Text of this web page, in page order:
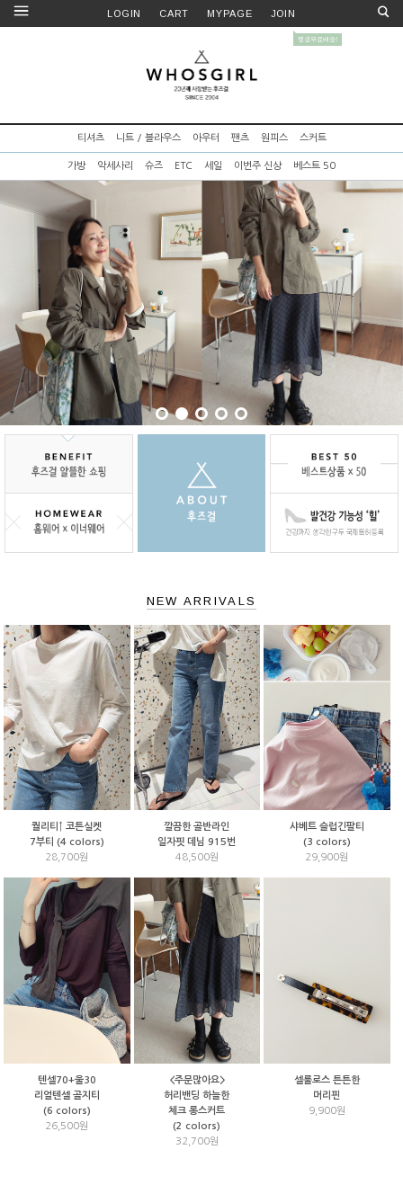
LOGIN CART MYPAGE JOIN
티셔츠 니트 / 블라우스 아우터 팬츠 원피스 스커트
가방 악세사리 슈즈 ETC 세일 이번주 신상 베스트 50
NEW ARRIVALS
퀄리티↑ 코튼실켓
7부티 (4 colors)
28,700원
깔끔한 골반라인
일자핏 데님 915번
48,500원
샤베트 슬럽긴팔티
(3 colors)
29,900원
텐셀70+울30
리얼텐셀 골지티
(6 colors)
26,500원
<주문많아요>
허리밴딩 하늘한
체크 롱스커트
(2 colors)
32,700원
셀룰로스 튼튼한
머리핀
9,900원